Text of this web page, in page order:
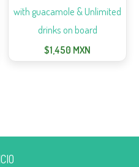
with guacamole & Unlimited
drinks on board
$1,450 MXN